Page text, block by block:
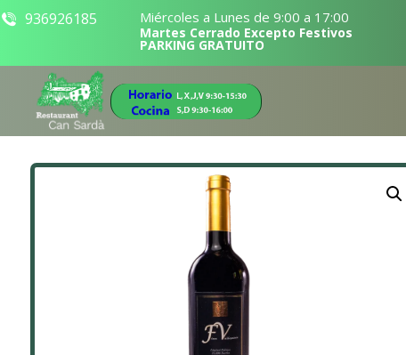
936926185 Miércoles a Lunes de 9:00 a 17:00
Martes Cerrado Excepto Festivos
PARKING GRATUITO